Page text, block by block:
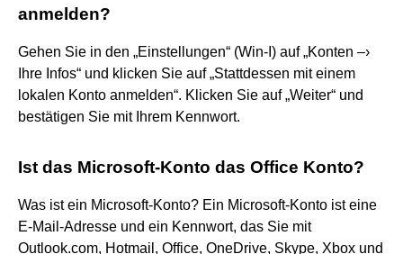
anmelden?
Gehen Sie in den „Einstellungen“ (Win-I) auf „Konten –›
Ihre Infos“ und klicken Sie auf „Stattdessen mit einem
lokalen Konto anmelden“. Klicken Sie auf „Weiter“ und
bestätigen Sie mit Ihrem Kennwort.
Ist das Microsoft-Konto das Office Konto?
Was ist ein Microsoft-Konto? Ein Microsoft-Konto ist eine
E-Mail-Adresse und ein Kennwort, das Sie mit
Outlook.com, Hotmail, Office, OneDrive, Skype, Xbox und